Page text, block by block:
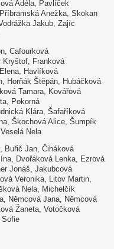
Adéla, Pavlíček
Anežka, Skokan
Jakub, Zajíc
Cafourková
Kryštof, Franková
Havlíková
Horňák Štěpán, Hubáčková
Tamara, Kovářová
Pokorná
Klára, Šafaříková
Škochová Alice, Šumpík
Nela
Buřič Jan, Čiháková
Dvořáková Lenka, Ezrová
Jonáš, Jakubcová
Veronika, Litov Martin,
Nela, Michelčík
Němcová Jana, Němcová
Žaneta, Votočková
Sofie